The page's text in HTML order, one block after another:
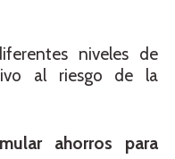
niveles de
al riesgo de la
ahorros para